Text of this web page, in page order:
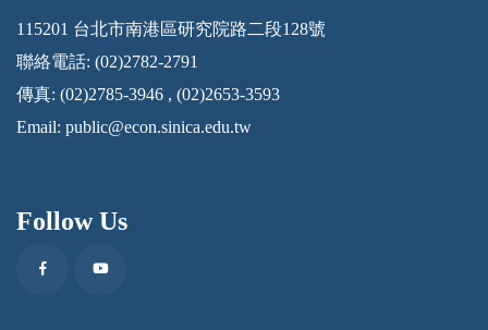
115201 台北市南港區研究院路二段128號
聯絡電話: (02)2782-2791
傳真: (02)2785-3946 , (02)2653-3593
Email: public@econ.sinica.edu.tw
Follow Us
FacebookYoutube